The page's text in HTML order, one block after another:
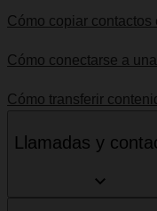
Cómo copiar contactos
Cómo conectarse a
Cómo transferir
Llamadas y